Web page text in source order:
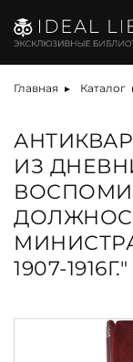
Главная Каталог
ИЗ
1907-